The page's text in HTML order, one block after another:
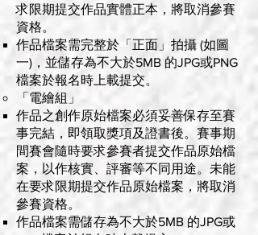
求限期提交作品實體正本，將取消參賽
資格。
作品檔案需完整於「正面」拍攝 (如圖
一)，並儲存為不大於5MB 的JPG或PNG
檔案於報名時上載提交。
「電繪組」
作品之創作原始檔案必須妥善保存至賽
事完結，即領取獎項及證書後。賽事期
間賽會隨時要求參賽者提交作品原始檔
案，以作核實、評審等不同用途。未能
在要求限期提交作品原始檔案，將取消
參賽資格。
作品檔案需儲存為不大於5MB 的JPG或